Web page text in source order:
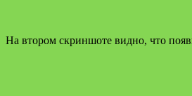
На втором скриншоте видно, что